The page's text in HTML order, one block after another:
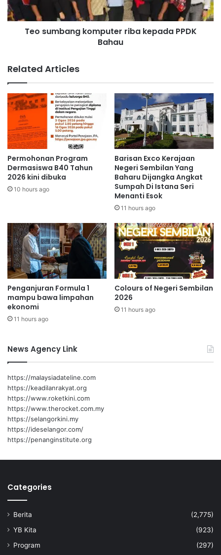
a
r
i
s
t
i
k
A
s
t
P
e
g
N
e
g
a
r
a
–
D
l
k
f
l
y
a
n
p
u
t
e
r
i
b
a
k
e
p
P
P
D
K
B
a
h
a
u
Teo sumbang komputer riba kepada PPDK
Bahau
Related Articles
Permohonan Program
Dermasiswa B40 Tahun
2026 kini dibuka
10 hours ago
Barisan Exco Kerajaan
Negeri Sembilan Yang
Baharu Dijangka Angkat
Sumpah Di Istana Seri
Menanti Esok
11 hours ago
Penganjuran Formula 1
mampu bawa limpahan
ekonomi
11 hours ago
Colours of Negeri Sembilan
2026
11 hours ago
News Agency Link
https://malaysiadateline.com
https://keadilanrakyat.org
https://www.roketkini.com
https://www.therocket.com.my
https://selangorkini.my
https://ideselangor.com/
https://penanginstitute.org
Categories
Berita
(2,775)
YB Kita
(923)
Program
(297)